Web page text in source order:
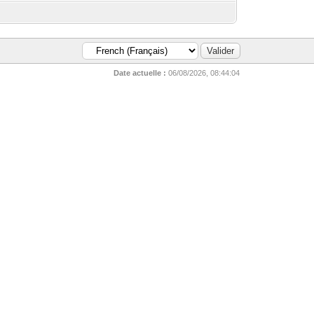
Date actuelle : 06/08/2026, 08:44:04